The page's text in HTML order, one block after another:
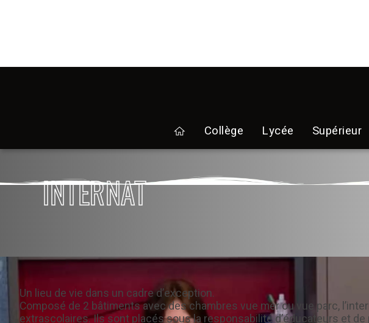
home Collège Lycée Supérieur
INTERNAT
Un lieu de vie dans un cadre d’exception.
Composé de 2 bâtiments avec des chambres vue mer ou vue parc,
extrascolaires. Ils sont placés sous la responsabilité d’éducateurs et